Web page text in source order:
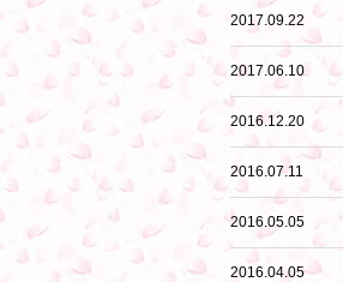
2017.09.22
2017.06.10
2016.12.20
2016.07.11
2016.05.05
2016.04.05